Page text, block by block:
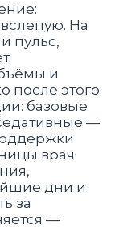
На
пульс,
и
после этого
базовые
—
врач
дни и
за
—